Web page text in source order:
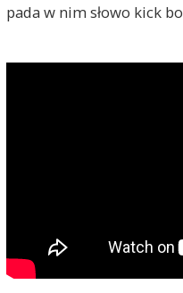
pada w nim słowo kick